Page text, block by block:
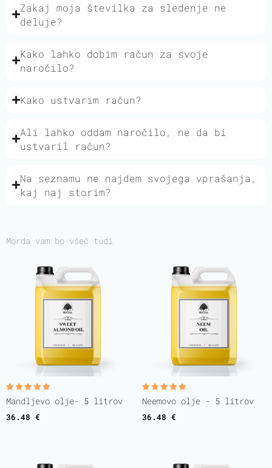
Zakaj moja številka za sledenje ne
deluje?
Kako lahko dobim račun za svoje
naročilo?
Kako ustvarim račun?
Ali lahko oddam naročilo, ne da bi
ustvaril račun?
Na seznamu ne najdem svojega vprašanja,
kaj naj storim?
Morda vam bo všeč tudi
Ocenjeno
5.00
Mandljevo olje- 5 litrov
36.48 €
Ocenjeno
5.00
Neemovo olje - 5 litrov
36.48 €